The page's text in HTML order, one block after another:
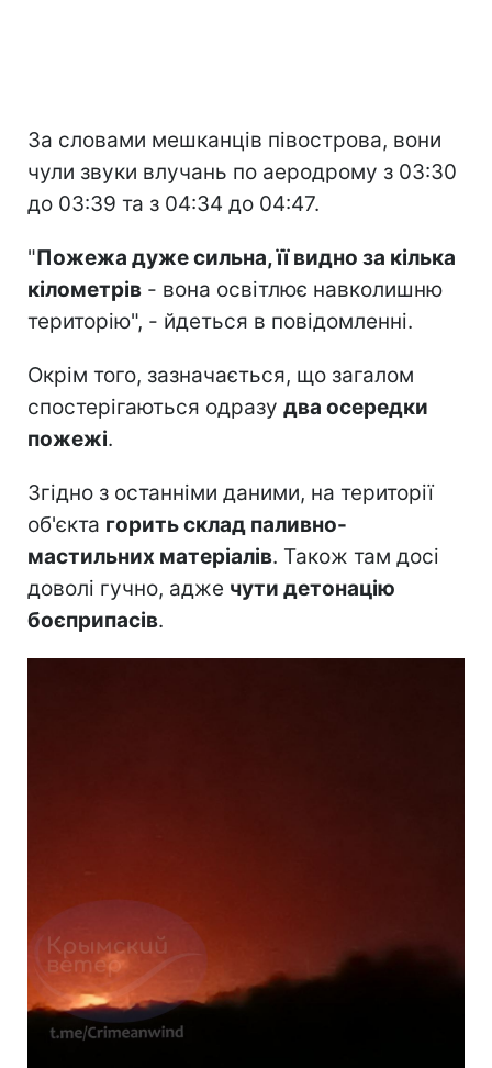
За словами мешканців півострова, вони
чули звуки влучань по аеродрому з 03:30
до 03:39 та з 04:34 до 04:47.
"Пожежа дуже сильна, її видно за кілька
кілометрів - вона освітлює навколишню
територію", - йдеться в повідомленні.
Окрім того, зазначається, що загалом
спостерігаються одразу два осередки
пожежі.
Згідно з останніми даними, на території
об'єкта горить склад паливно-
мастильних матеріалів. Також там досі
доволі гучно, адже чути детонацію
боєприпасів.